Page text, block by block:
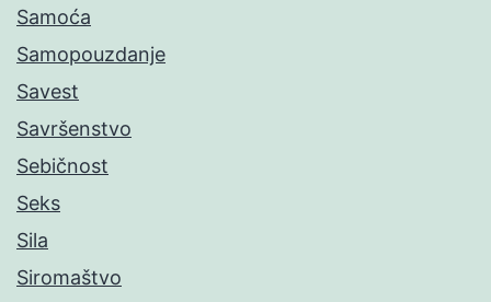
Samoća
Samopouzdanje
Savest
Savršenstvo
Sebičnost
Seks
Sila
Siromaštvo